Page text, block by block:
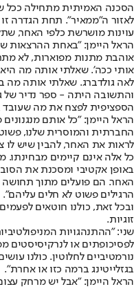
הסכנה האמיתית מתחילה ככל
לאזור ה"ממאיר". תחת הגדרה זו
עוינות מושרשת כלפי האחר,
הראל היימן: "באחת ההרצאות
אוהבת מתנות מפוארות, לא
אותי ככה'. שאלתי אותה מה
לאה גולדברג. שאלתי אותה מה
והתשובה היתה - ספר נדיר של
הספציפית לפצח את מה שעובד
הראל היימן: "כל אותם
החברתית והמוסרית שלנו,
לראות את האחר, להבין שיש לו
כל אלה אינם קיימים
באופן אקטיבי ומסכנת את
האחר. הם פועלים מתוך תחושה
הרגילים פשוט לא חלים עליהם".
ובכל זאת, כולנו חוטאים
זוגיות.
שני: "ההתנהגויות
לפסיכופתים או לנרקיסיסטים
נורמטיביים לחלוטין. כולנו
בגזלייטינג ברמה כזו או אחרת".
הראל היימן: "אבל יש מרחק